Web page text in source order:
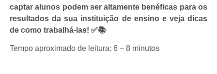
captar alunos podem ser altamente benéficas para os
resultados da sua instituição de ensino e veja dicas
de como trabalhá-las! ✅📚
Tempo aproximado de leitura: 6 – 8 minutos